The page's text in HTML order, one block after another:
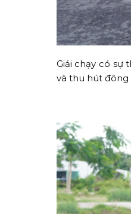
Giải chạy có sự
và thu hút đông